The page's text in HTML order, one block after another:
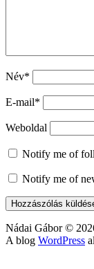
Név*
E-mail*
Weboldal
Notify me of
Notify me of
Nádai Gábor ©
A blog WordPress